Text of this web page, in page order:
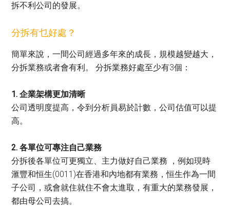
拆不利公司的發展。
分拆有乜好處？
簡單來說，一間公司經過多年來的成長，規模越變越大，
分拆業務或者會有利。 分拆業務好處至少有3個：
1. 企業架構更加清晰
公司透明度提高，令到分析員易於計數，公司估值可以提
高。
2. 各單位可專注自己業務
分拆後各單位可更獨立、主力做好自己業務 ，例如現時
滙豐和恒生(0011)在香港和內地都有業務，恒生作為一間
子公司，或會就住就住不會太進取，有重大的業務發展，
都由母公司去搞。